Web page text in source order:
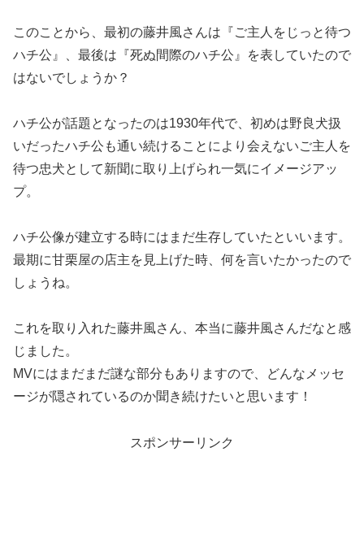
このことから、最初の藤井風さんは『ご主人をじっと待つ
ハチ公』、最後は『死ぬ間際のハチ公』を表していたので
はないでしょうか？
ハチ公が話題となったのは1930年代で、初めは野良犬扱
いだったハチ公も通い続けることにより会えないご主人を
待つ忠犬として新聞に取り上げられ一気にイメージアッ
プ。
ハチ公像が建立する時にはまだ生存していたといいます。
最期に甘栗屋の店主を見上げた時、何を言いたかったので
しょうね。
これを取り入れた藤井風さん、本当に藤井風さんだなと感
じました。
MVにはまだまだ謎な部分もありますので、どんなメッセ
ージが隠されているのか聞き続けたいと思います！
スポンサーリンク